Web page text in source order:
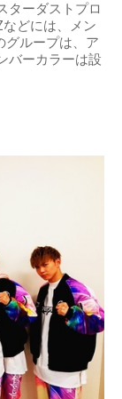
ターダストプロ
どには、メン
グループは、ア
バーカラーは設